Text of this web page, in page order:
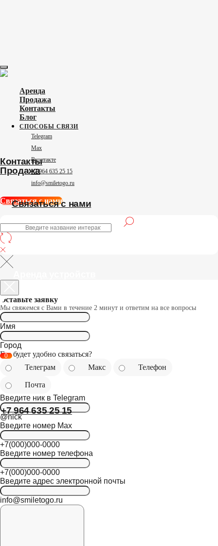
Контакты
Продажа
Связаться с нами
+7 964 635 25 15
Аренда
Продажа
Контакты
Блог
СПОСОБЫ СВЯЗИ
Telegram
Max
Вконтакте
+​7 964 635 25 15
info@smiletogo.ru
Связаться с нами
Оставьте заявку
Мы свяжемся с Вами в течение 2 минут и ответим на все вопросы
Имя
Город
Где будет удобно связаться?
Телеграм
Макс Телефон
Почта
Введите ник в Telegram
@nick
Введите номер Max
+7(000)000-0000
Введите номер телефона
+7(000)000-0000
Введите адрес электронной почты
info@smiletogo.ru